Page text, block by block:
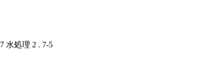
水処理 2 . 7-5